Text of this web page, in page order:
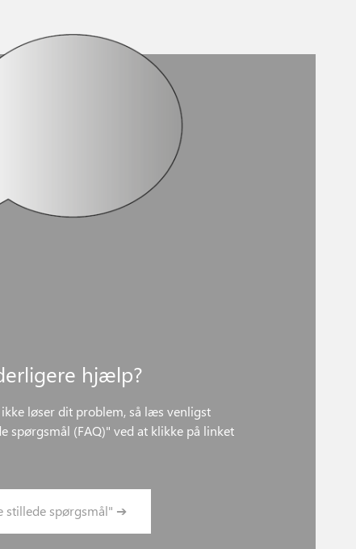
hjælp?
løser dit problem, så læs venligst
spørgsmål (FAQ)" ved at klikke på linket
stillede spørgsmål" ➔